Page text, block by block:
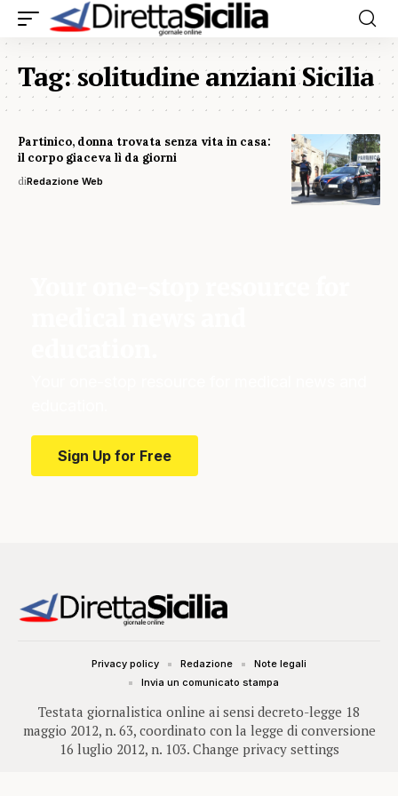
Tag:solitudine anziani Sicilia
Partinico, donna trovata senza vita in casa:
il corpo giaceva lì da giorni
diRedazione Web
Sign Up for Free
Testata giornalistica online ai sensi decreto-legge 18
maggio 2012, n. 63, coordinato con la legge di conversione
16 luglio 2012, n. 103. Change privacy settings
Privacy policy Redazione
Note legali
Invia un comunicato stampa